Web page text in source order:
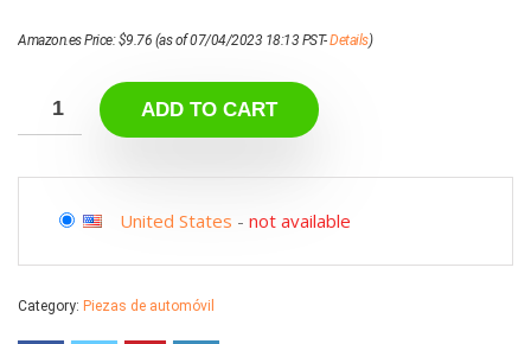
Amazon.es Price:$9.76 (as of 07/04/2023 18:13 PST-Details)
ADD TO CART
United States - not available
Category: Piezas de automóvil